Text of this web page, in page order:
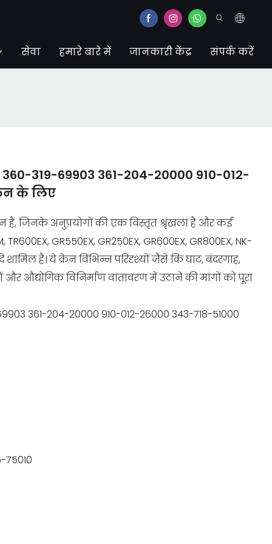
सेवा हमारे बारे में जानकारी केंद्र संपर्क करें
319-69903 361-204-20000 910-012-
के लिए
हैं, जिनके अनुप्रयोगों की एक विस्तृत श्रृंखला है और कई
GR550EX, GR250EX, GR600EX, GR800EX, NK-
हैं। ये क्रेन विभिन्न परिदृश्यों जैसे कि घाट, बंदरगाह,
औद्योगिक विनिर्माण वातावरण में उठाने की मांगों को पूरा
361-204-20000 910-012-26000 343-718-51000